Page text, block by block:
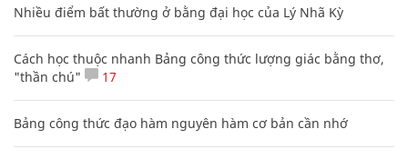
Nhiều điểm bất thường ở bằng đại học của Lý Nhã Kỳ
Cách học thuộc nhanh Bảng công thức lượng giác bằng thơ,
"thần chú"
17
Bảng công thức đạo hàm nguyên hàm cơ bản cần nhớ